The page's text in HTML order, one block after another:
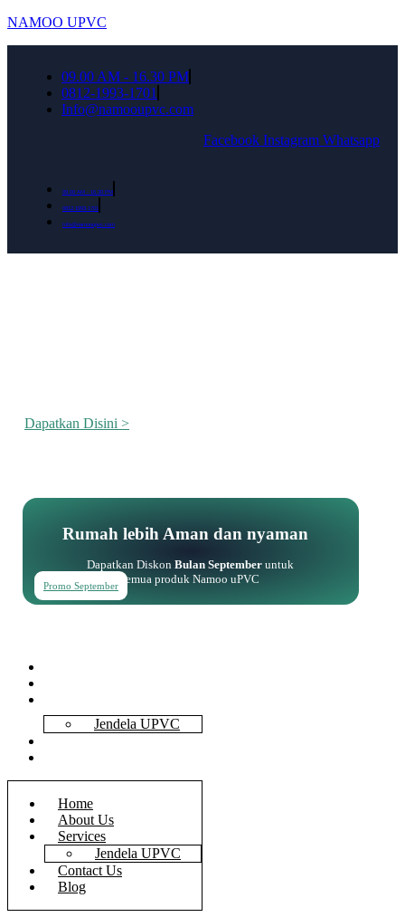
NAMOO UPVC
09.00 AM - 16.30 PM
0812-1993-1701
Info@namooupvc.com
Facebook Instagram Whatsapp
09.00 AM - 16.30 PM
0812-1993-1701
Info@namooupvc.com
Dapatkan Disini >
Rumah lebih Aman dan nyaman
Dapatkan DiskonBulan September untuk
semua produk Namoo uPVC
Promo September
Jendela UPVC
Home
About Us
Services
Jendela UPVC
Contact Us
Blog